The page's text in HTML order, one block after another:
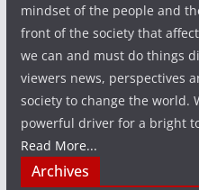
mindset of the people and
front of the society that
we can and must do things
viewers news, perspectives
society to change the world.
powerful driver for a bright
Read More...
Archives